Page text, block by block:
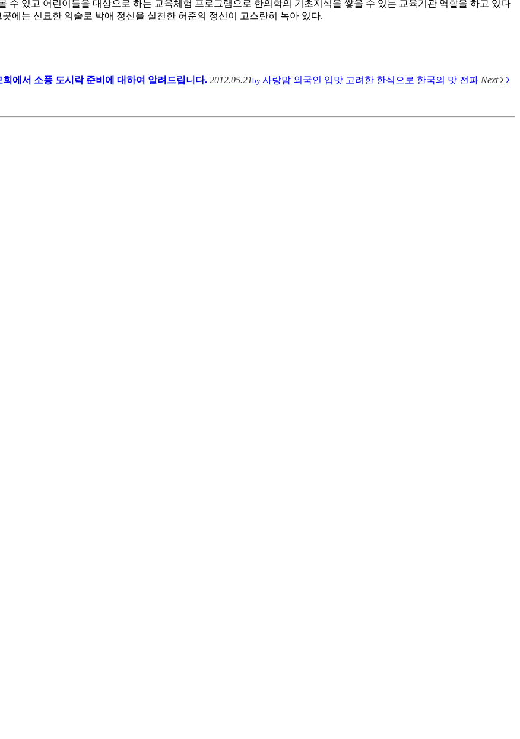
수 있고 어린이들을 대상으로 하는 교육체험 프로그램으로 한의학의 기초지식을 쌓을 수 있는 교육기관 역할을 하고 있다
곳에는 신묘한 의술로 박애 정신을 실천한 허준의 정신이 고스란히 녹아 있다.
회에서 소풍 도시락 준비에 대하여 알려드립니다. 2012.05.21by 사랑맘 외국인 입맛 고려한 한식으로 한국의 맛 전파 Next